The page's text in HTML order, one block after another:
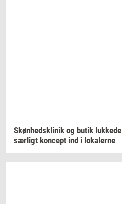
Skøn­heds­kli­nik og butik luk­ke­de
sær­ligt kon­cept ind i lo­ka­ler­ne